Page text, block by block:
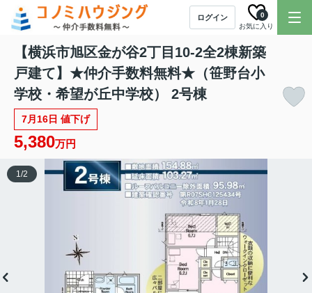
ログイン
お気に入り
0
【横浜市旭区金が谷2丁目10-2全2棟新築
戸建て】★仲介手数料無料★（笹野台小
学校・希望が丘中学校） 2号棟
7月16日 値下げ
5,380万円
1/2